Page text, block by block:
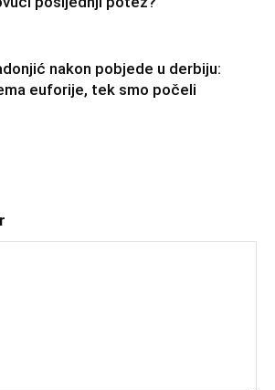
nakon pobjede u derbiju:
euforije, tek smo počeli